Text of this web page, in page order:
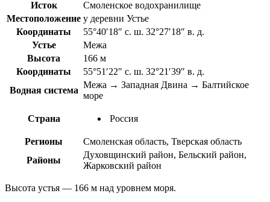
Исток
Смоленское водохранилище
Местоположение у деревни Устье
Координаты
55°40′18″ с. ш. 32°27′18″ в. д.
Устье
Межа
Высота
166 м
Координаты
55°51′22″ с. ш. 32°21′39″ в. д.
Водная система
Межа → Западная Двина → Балтийское
море
Страна Россия
Регионы
Смоленская область, Тверская область
Районы
Духовщинский район, Бельский район,
Жарковский район
Высота устья — 166 м над уровнем моря.